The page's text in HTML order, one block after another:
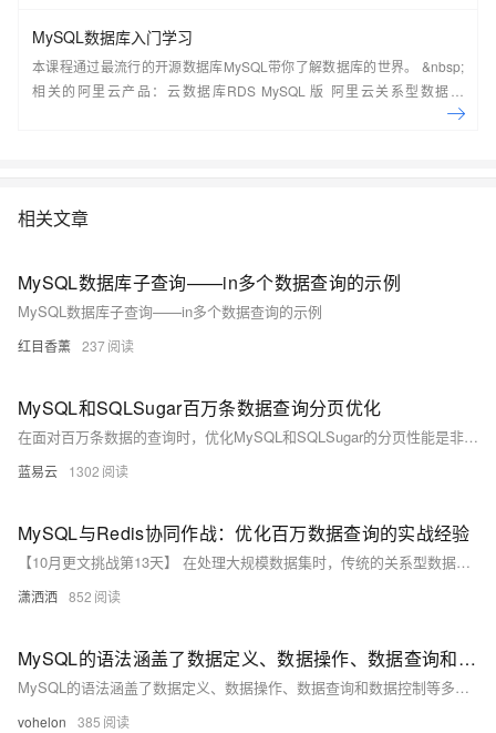
MySQL数据库入门学习
本课程通过最流行的开源数据库MySQL带你了解数据库的世界。 &nbsp;
相关的阿里云产品：云数据库RDS MySQL 版 阿里云关系型数据库
RDS（Relational Database Service）是一种稳定可靠、可弹性伸缩的在
相关文章
MySQL数据库子查询——in多个数据查询的示例
MySQL数据库子查询——in多个数据查询的示例
红目香薰 237
MySQL和SQLSugar百万条数据查询分页优化
在面对百万条数据的查询时，优化MySQL和SQLSugar的分页性能是非常重要的。通过合理使用索引、调整查询语句、使用缓存以及采用高效的分页策略，可以显著提高查询效率。本文介绍的技巧和方法，可以为开发人员在数据处理和查询优化中提供有效的指导，提升系统的性能和用户体验。掌握这些技巧后，您可以在处理海量数据时更加游刃有余。
蓝易云 1302
MySQL与Redis协同作战：优化百万数据查询的实战经验
【10月更文挑战第13天】 在处理大规模数据集时，传统的关系型数据库如MySQL可能会遇到性能瓶颈。为了提升数据处理的效率，我们可以结合使用MySQL和Redis，利用两者的优势来优化数据查询。本文将分享一次实战经验，探讨如何通过MySQL与Redis的协同工作来优化百万级数据统计。
潇洒洒 852
MySQL的语法涵盖了数据定义、数据操作、数据查询和数据控制等多个方面
MySQL的语法涵盖了数据定义、数据操作、数据查询和数据控制等多个方面
vohelon 385